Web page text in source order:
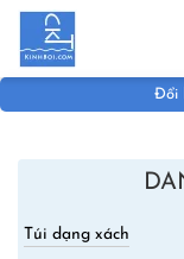
Skip to main
Đổi
Túi dạng xách